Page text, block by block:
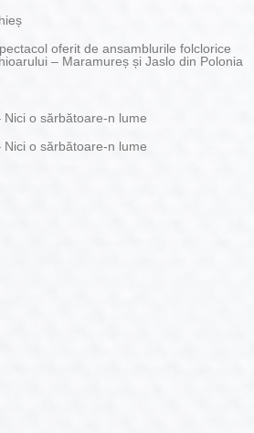
oferit de ansamblurile folclorice
– Maramureș și Jaslo din Polonia
Nici o sărbătoare-n lume
Nici o sărbătoare-n lume